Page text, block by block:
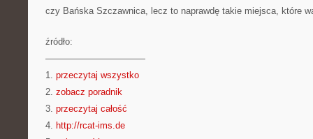
czy Bańska Szczawnica, lecz to naprawdę takie miejsca, które
źródło:
———————————
1. przeczytaj wszystko
2. zobacz poradnik
3. przeczytaj całość
4. http://rcat-ims.de